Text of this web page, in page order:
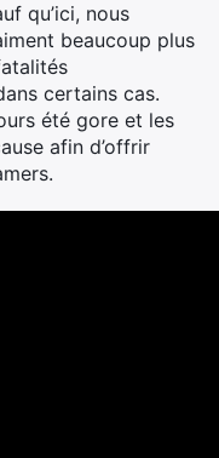
qu’ici, nous
beaucoup plus
certains cas.
été gore et les
afin d’offrir